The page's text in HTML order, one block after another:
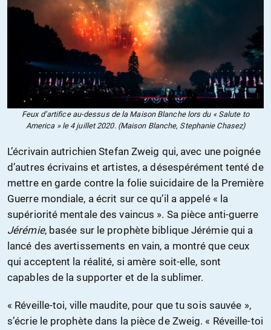
Feux d’artifice au-dessus de la Maison Blanche lors du « Salute to
America » le 4 juillet 2020. (Maison Blanche, Stephanie Chasez)
L’écrivain autrichien Stefan Zweig qui, avec une poignée
d’autres écrivains et artistes, a désespérément tenté de
mettre en garde contre la folie suicidaire de la Première
Guerre mondiale, a écrit sur ce qu’il a appelé « la
supériorité mentale des vaincus ». Sa pièce anti-guerre
Jérémie, basée sur le prophète biblique Jérémie qui a
lancé des avertissements en vain, a montré que ceux
qui acceptent la réalité, si amère soit-elle, sont
capables de la supporter et de la sublimer.
« Réveille-toi, ville maudite, pour que tu sois sauvée »,
s’écrie le prophète dans la pièce de Zweig. « Réveille-toi